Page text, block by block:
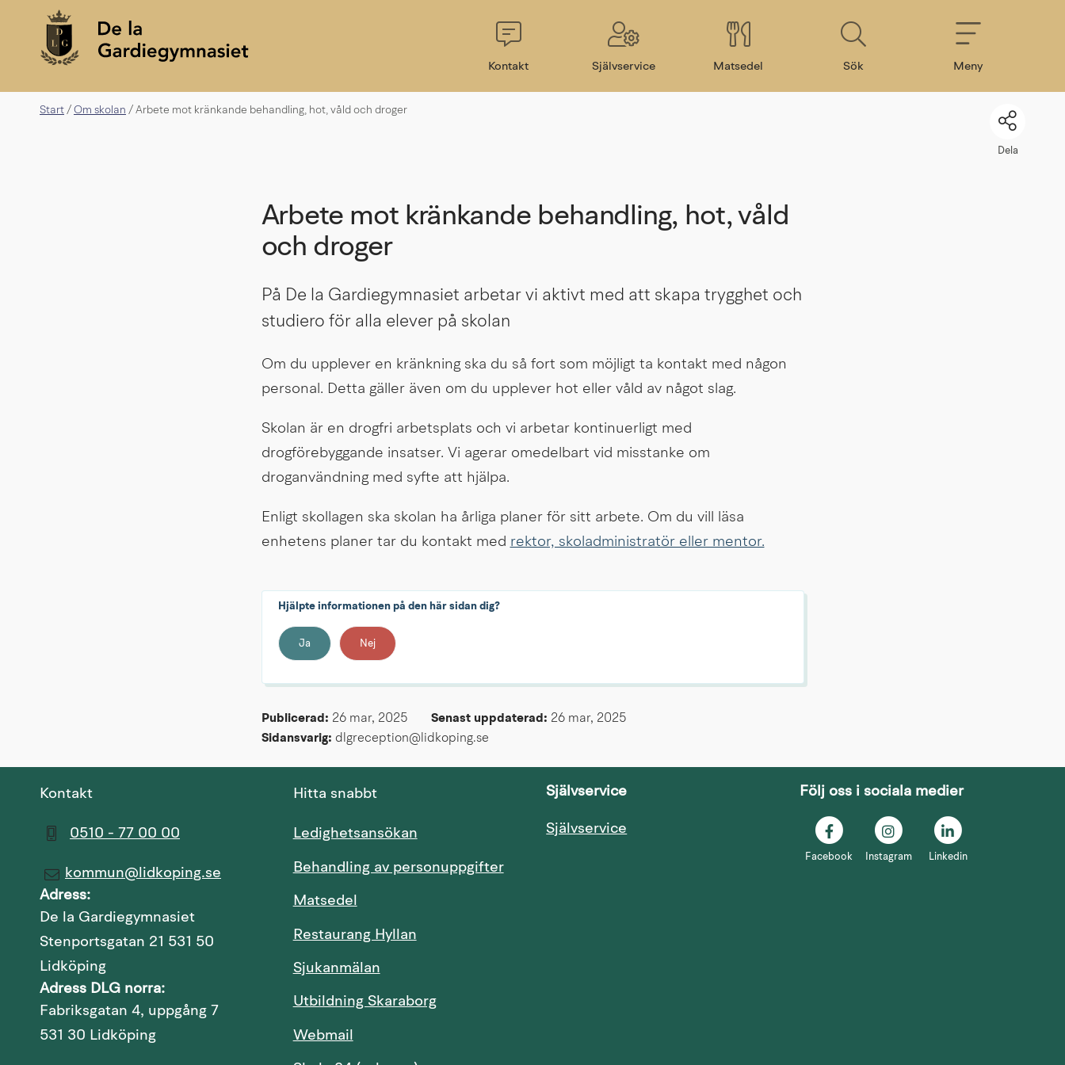
Kontakt Självservice Matsedel Sök Meny
Start / Om skolan / Arbete mot kränkande behandling, hot, våld och droger
Dela
Arbete mot kränkande behandling, hot, våld
och droger
På De la Gardiegymnasiet arbetar vi aktivt med att skapa trygghet och
studiero för alla elever på skolan
Om du upplever en kränkning ska du så fort som möjligt ta kontakt med någon
personal. Detta gäller även om du upplever hot eller våld av något slag.
Skolan är en drogfri arbetsplats och vi arbetar kontinuerligt med
drogförebyggande insatser. Vi agerar omedelbart vid misstanke om
droganvändning med syfte att hjälpa.
Enligt skollagen ska skolan ha årliga planer för sitt arbete. Om du vill läsa
enhetens planer tar du kontakt med rektor, skoladministratör eller mentor.
Hjälpte informationen på den här sidan dig?
Ja Nej
Publicerad: 26 mar, 2025 Senast uppdaterad: 26 mar, 2025
Sidansvarig: dlgreception@lidkoping.se
Kontakt
0510 - 77 00 00
kommun@lidkoping.se
Adress:
De la Gardiegymnasiet
Stenportsgatan 21 531 50
Lidköping
Adress DLG norra:
Fabriksgatan 4, uppgång 7
531 30 Lidköping
Hitta snabbt
LedighetsansökanLänk till annan webbplats.
Behandling av personuppgifter
Matsedel
Restaurang Hyllan
Sjukanmälan
Utbildning SkaraborgLänk till annan webbplats.
Webmail
Självservice
Självservice
Följ oss i sociala medier
Facebook Instagram Linkedin